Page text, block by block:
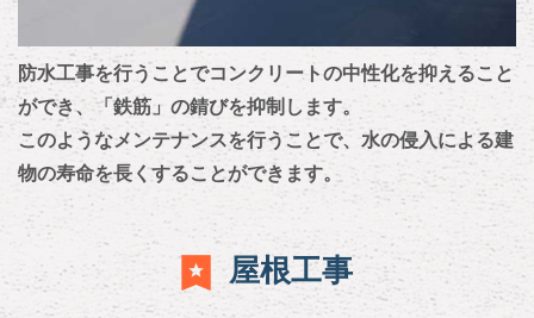
防水工事を行うことでコンクリートの中性化を抑えること
ができ、「鉄筋」の錆びを抑制します。
このようなメンテナンスを行うことで、水の侵入による建
物の寿命を長くすることができます。
屋根工事